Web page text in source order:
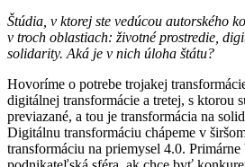
Štúdia, v ktorej ste vedúcou autorského
v troch oblastiach: životné prostredie,
solidarity. Aká je v nich úloha štátu?
Hovoríme o potrebe trojakej
digitálnej transformácie a tretej, s ktorou
previazané, a tou je transformácia na
Digitálnu transformáciu chápeme v
transformáciu na priemysel 4.0.